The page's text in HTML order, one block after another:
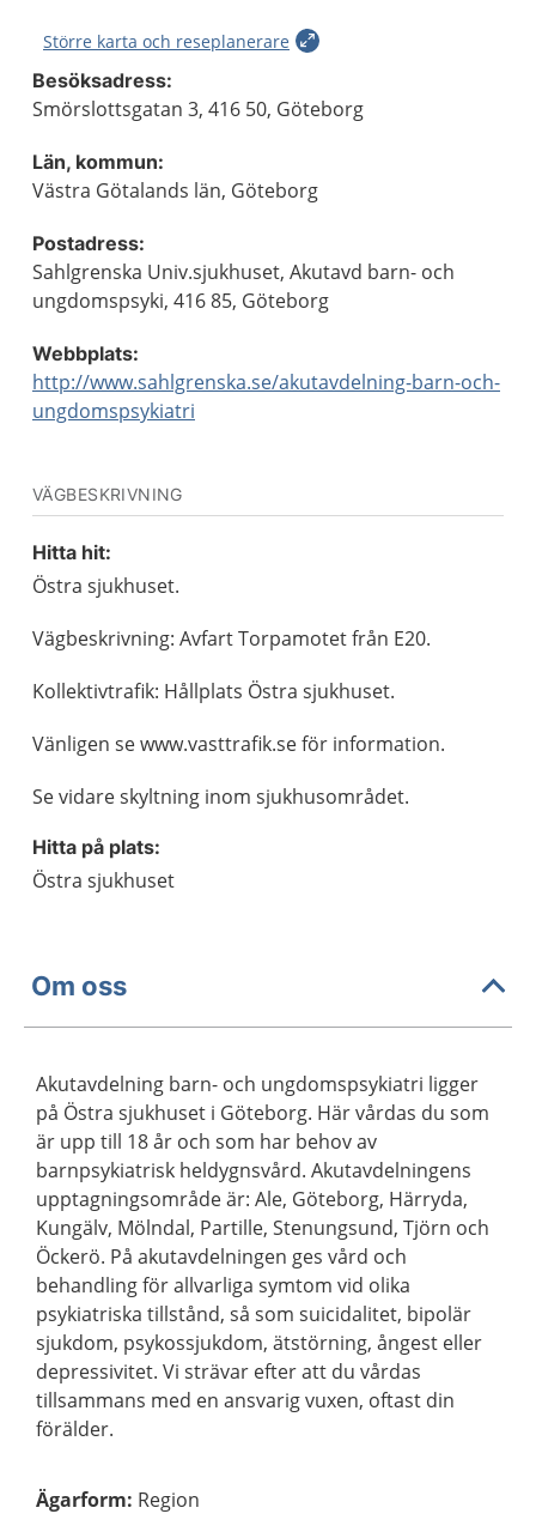
Större karta och reseplanerare
Besöksadress:
Smörslottsgatan 3, 416 50, Göteborg
Län, kommun:
Västra Götalands län, Göteborg
Postadress:
Sahlgrenska Univ.sjukhuset, Akutavd barn- och
ungdomspsyki, 416 85, Göteborg
Webbplats:
http://www.sahlgrenska.se/akutavdelning-barn-och-
ungdomspsykiatri
VÄGBESKRIVNING
Hitta hit:
Östra sjukhuset.
Vägbeskrivning: Avfart Torpamotet från E20.
Kollektivtrafik: Hållplats Östra sjukhuset.
Vänligen se www.vasttrafik.se för information.
Se vidare skyltning inom sjukhusområdet.
Hitta på plats:
Östra sjukhuset
Om oss
Akutavdelning barn- och ungdomspsykiatri ligger
på Östra sjukhuset i Göteborg. Här vårdas du som
är upp till 18 år och som har behov av
barnpsykiatrisk heldygnsvård. Akutavdelningens
upptagningsområde är: Ale, Göteborg, Härryda,
Kungälv, Mölndal, Partille, Stenungsund, Tjörn och
Öckerö. På akutavdelningen ges vård och
behandling för allvarliga symtom vid olika
psykiatriska tillstånd, så som suicidalitet, bipolär
sjukdom, psykossjukdom, ätstörning, ångest eller
depressivitet. Vi strävar efter att du vårdas
tillsammans med en ansvarig vuxen, oftast din
förälder.
Ägarform: Region